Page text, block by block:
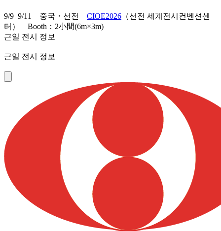
9/9–9/11 중국・선전 CIOE2026 （선전 세계전시컨벤션센
터） Booth：2小間(6m×3m)
근일 전시 정보
근일 전시 정보